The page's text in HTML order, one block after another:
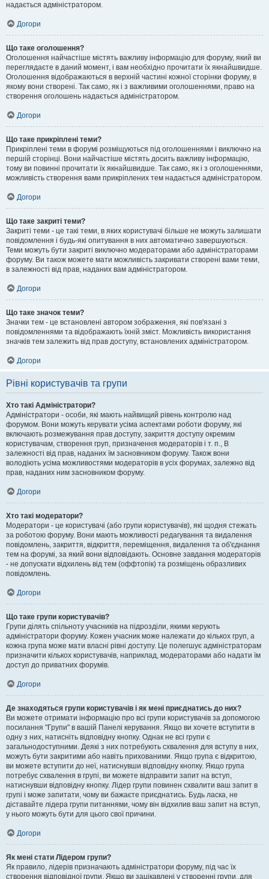
надається адміністратором.
Догори
Що таке оголошення?
Оголошення найчастіше містять важливу інформацію для форуму, який ви
переглядаєте в даний момент, і вам необхідно прочитати їх якнайшвидше.
Оголошення відображаються в верхній частині кожної сторінки форуму, в
якому вони створені. Так само, як і з важливими оголошеннями, право на
створення оголошень надається адміністратором.
Догори
Що таке прикріплені теми?
Прикріплені теми в форумі розміщуються під оголошеннями і виключно на
першій сторінці. Вони найчастіше містять досить важливу інформацію,
тому ви повинні прочитати їх якнайшвидше. Так само, як і з оголошеннями,
можливість створення вами прикріплених тем надається адміністратором.
Догори
Що таке закриті теми?
Закриті теми - це такі теми, в яких користувачі більше не можуть залишати
повідомлення і будь-які опитування в них автоматично завершуються.
Теми можуть бути закриті виключно модераторами або адміністраторами
форуму. Ви також можете мати можливість закривати створені вами теми,
в залежності від прав, наданих вам адміністратором.
Догори
Що таке значок теми?
Значки тем - це встановлені автором зображення, які пов'язані з
повідомленнями та відображають їхній зміст. Можливість використання
значків тем залежить від прав доступу, встановлених адміністратором.
Догори
Рівні користувачів та групи
Хто такі Адміністратори?
Адміністратори - особи, які мають найвищий рівень контролю над
форумом. Вони можуть керувати усіма аспектами роботи форуму, які
включають розмежування прав доступу, закриття доступу окремим
користувачам, створення груп, призначення модераторів і т. п., В
залежності від прав, наданих їм засновником форуму. Також вони
володіють усіма можливостями модераторів в усіх форумах, залежно від
прав, наданих ним засновником форуму.
Догори
Хто такі модератори?
Модератори - це користувачі (або групи користувачів), які щодня стежать
за роботою форуму. Вони мають можливості редагування та видалення
повідомлень, закриття, відкриття, переміщення, видалення та об'єднання
тем на форумі, за який вони відповідають. Основне завдання модераторів
- не допускати відхилень від тем (оффтопік) та розміщень образливих
повідомлень.
Догори
Що таке групи користувачів?
Групи ділять спільноту учасників на підрозділи, якими керують
адміністратори форуму. Кожен учасник може належати до кількох груп, а
кожна група може мати власні рівні доступу. Це полегшує адміністраторам
призначити кількох користувачів, наприклад, модераторами або надати їм
доступ до приватних форумів.
Догори
Де знаходяться групи користувачів і як мені приєднатись до них?
Ви можете отримати інформацію про всі групи користувачів за допомогою
посилання "Групи" в вашій Панелі керування. Якщо ви хочете вступити в
одну з них, натисніть відповідну кнопку. Однак не всі групи є
загальнодоступними. Деякі з них потребують схвалення для вступу в них,
можуть бути закритими або навіть прихованими. Якщо група є відкритою,
ви можете вступити до неї, натиснувши відповідну кнопку. Якщо група
потребує схвалення в групі, ви можете відправити запит на вступ,
натиснувши відповідну кнопку. Лідер групи повинен схвалити ваш запит в
групі і може запитати, чому ви бажаєте приєднатись. Будь ласка, не
діставайте лідера групи питаннями, чому він відхилив ваш запит на вступ,
у нього можуть бути для цього свої причини.
Догори
Як мені стати Лідером групи?
Як правило, лідерів призначають адміністратори форуму, під час їх
створення відповідної групи. Якщо ви зацікавлені у створенні групи, для